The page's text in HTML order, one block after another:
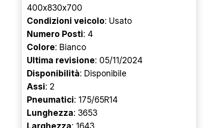
400x830x700
Condizioni veicolo: Usato
Numero Posti: 4
Colore: Bianco
Ultima revisione: 05/11/2024
Disponibilità: Disponibile
Assi: 2
Pneumatici: 175/65R14
Lunghezza: 3653
Larghezza: 1643